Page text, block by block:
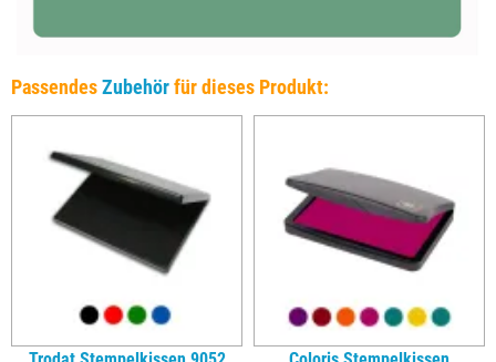
PassendesZubehörfür dieses Produkt: